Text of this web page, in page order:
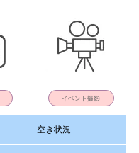
イベント撮影
空き状況